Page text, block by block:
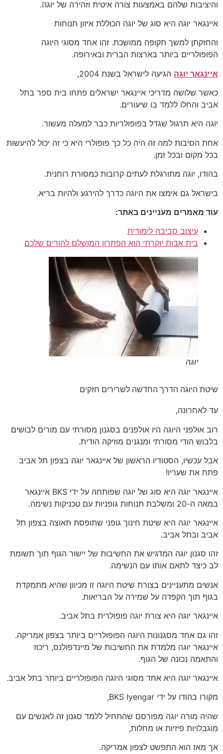
והיציבות שלהם באמצעות צורה איטית וזהירה של יוגה.
איינגאר יוגה היא סוג של יוגה הכוללת איזון תנוחות
והחזקתן למשך תקופה ממושכת. זהו אחד מסוגי היוגה
הפופולריים ביותר בארצות הברית ובאירופה.
איינגאר יוגה הגיעה לישראל בשנת 2004,
כאשר שלושה מדריכי איינגאר ישראלים פתחו בית ספר בתל
אביב והחלו ללמד בו שיעורים.
יוגה היא תרגול שגדל בפופולריות כבר למעלה מעשור.
אחת הסיבות למה זה היה כל כך פופולרי היא כי זה יכול להיעשות
בכל מקום ובכל זמן.
בהודו, יוגה מתורגלת לעתים קרובות כמסורת רוחנית.
בישראל גם אימצו את היוגה כדרך להירגע ולהיות בריא.
עוד מאמרים מעניינים באתר:
עיצוב סביבה לימודית
בית אבות יוקרתי הוא הפתרון המושלם להורים שלכם
יוגה
שיטת היוגה הדרך החדשה לשרירים חזקים
עד לאחרונה,
רוב אולפני היוגה היו אולפנים בסגנון מסורתי עם מורים לבושים
בלבוש הודי מסורתי ומנגנים מוזיקה הודית.
אבל עכשיו, הסטודיו הראשון של איינגאר יוגה בצפון תל אביב
פתח את שעריו!
איינגאר יוגה היא סוג של יוגה שפותחה על ידי BKS איינגאר
במאה ה-20 ומשלבת תנוחות גופניות עם טכניקות נשימה.
איינגאר יוגה היא שיטת חינוך גופני שתופסת תאוצה בצפון תל
אביב ובתל אביב.
זהו סגנון יוגה המדגיש את החשיבות של יישור הגוף תוך תשומת
לב כיצד לתאם אותו עם הנשימה.
אנשים מתעניינים בצורת שיטת היוגה זו מכיוון שהיא מתמקדת
בגוף תוך הקפדה על שמירה על הבריאות.
איינגאר יוגה היא צורת יוגה פופולרית בתל אביב.
זהו גם אחד מסגנונות היוגה הפופולריים ביותר בצפון אמריקה.
איינגאר יוגה מלמדת את החשיבות של מיינדפולנס, ריכוז
והתאמה נכונה של הגוף.
איינגאר יוגה היא אחד מסוגי היוגה הפופולריים ביותר בתל אביב.
מקורו בהודו על ידי BKS Iyengar,
שהיה מורה יוגה מפורסם שהתחיל ללמד סגנון זה לאנשים עם
מוגבלויות פיזיות או מחלות,
אך מאז הוא התפשט לצפון אמריקה.